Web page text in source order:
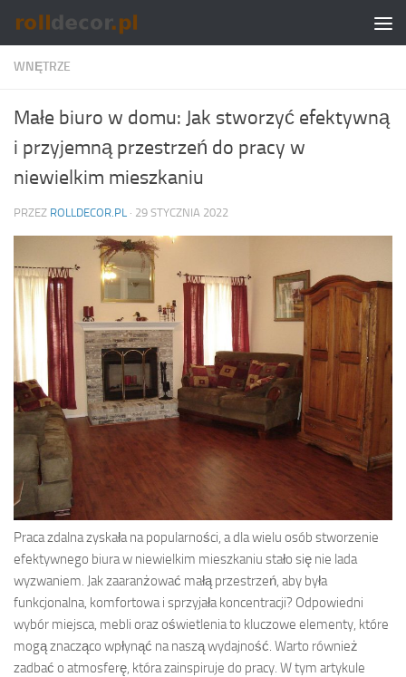
Skip to content
WNĘTRZE
Małe biuro w domu: Jak stworzyć efektywną
i przyjemną przestrzeń do pracy w
niewielkim mieszkaniu
PRZEZ ROLLDECOR.PL · 29 STYCZNIA 2022
Praca zdalna zyskała na popularności, a dla wielu osób stworzenie
efektywnego biura w niewielkim mieszkaniu stało się nie lada
wyzwaniem. Jak zaaranżować małą przestrzeń, aby była
funkcjonalna, komfortowa i sprzyjała koncentracji? Odpowiedni
wybór miejsca, mebli oraz oświetlenia to kluczowe elementy, które
mogą znacząco wpłynąć na naszą wydajność. Warto również
zadbać o atmosferę, która zainspiruje do pracy. W tym artykule